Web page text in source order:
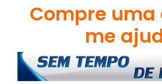
Compre uma
me